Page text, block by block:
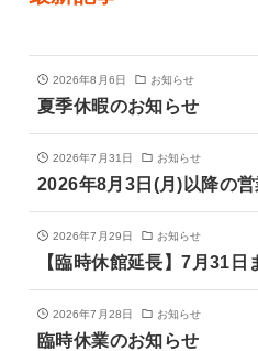
2026年8月6日 お知らせ
夏季休暇のお知らせ
2026年7月31日 お知らせ
2026年8月3日(月)以降の
2026年7月29日 お知らせ
【臨時休館延長】7月31
2026年7月28日 お知らせ
臨時休業のお知らせ